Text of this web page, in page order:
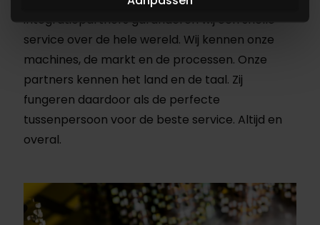
integratiepartners garanderen wij een snelle
service over de hele wereld. Wij kennen onze
machines, de markt en de processen. Onze
partners kennen het land en de taal. Zij
fungeren daardoor als de perfecte
tussenpersoon voor de beste service. Altijd en
overal.